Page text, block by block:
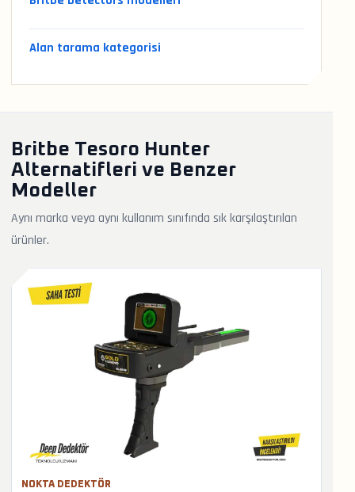
Alan tarama kategorisi
Britbe Tesoro Hunter
Alternatifleri ve Benzer
Modeller
Aynı marka veya aynı kullanım sınıfında sık karşılaştırılan
ürünler.
NOKTA DEDEKTÖR